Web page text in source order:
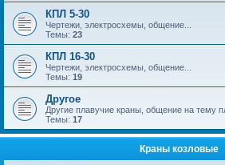
КПЛ 5-30
Чертежи, электросхемы, общение...
Темы: 23
КПЛ 16-30
Чертежи, электросхемы, общение...
Темы: 19
Другое
Другие плавучие краны, общение на тему
Темы: 17
Краны козловые